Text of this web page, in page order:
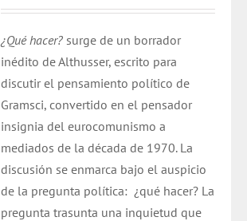
¿Qué hacer? surge de un borrador
inédito de Althusser, escrito para
discutir el pensamiento político de
Gramsci, convertido en el pensador
insignia del eurocomunismo a
mediados de la década de 1970. La
discusión se enmarca bajo el auspicio
de la pregunta política: ¿qué hacer? La
pregunta trasunta una inquietud que